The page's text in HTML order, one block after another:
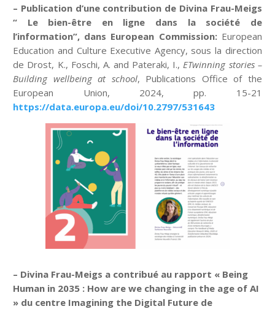
– Publication d’une contribution de Divina Frau-Meigs
“ Le bien-être en ligne dans la société de
l’information”, dans European Commission:European
Education and Culture Executive Agency, sous la direction
de Drost, K., Foschi, A. and Pateraki, I., ETwinning stories –
Building wellbeing at school, Publications Office of the
European Union, 2024, pp. 15-21
https://data.europa.eu/doi/10.2797/531643
– Divina Frau-Meigs a contribué au rapport « Being
Human in 2035 : How are we changing in the age of AI
» du centre Imagining the Digital Future de